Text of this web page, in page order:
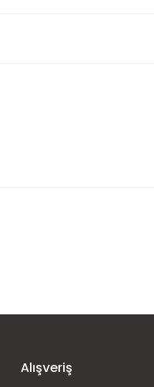
Alışveriş